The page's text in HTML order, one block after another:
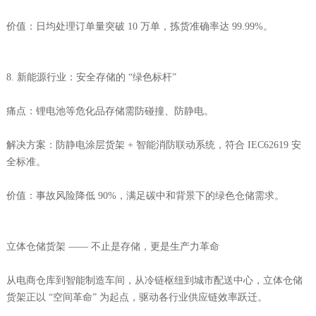
价值：日均处理订单量突破 10 万单，拣货准确率达 99.99%。
8. 新能源行业：安全存储的 “绿色标杆”
痛点：锂电池等危化品存储需防碰撞、防静电。
解决方案：防静电涂层货架 + 智能消防联动系统，符合 IEC62619 安
全标准。
价值：事故风险降低 90%，满足碳中和背景下的绿色仓储需求。
立体仓储货架 —— 不止是存储，更是生产力革命
从电商仓库到智能制造车间，从冷链枢纽到城市配送中心，立体仓储
货架正以 “空间革命” 为起点，驱动各行业供应链效率跃迁。